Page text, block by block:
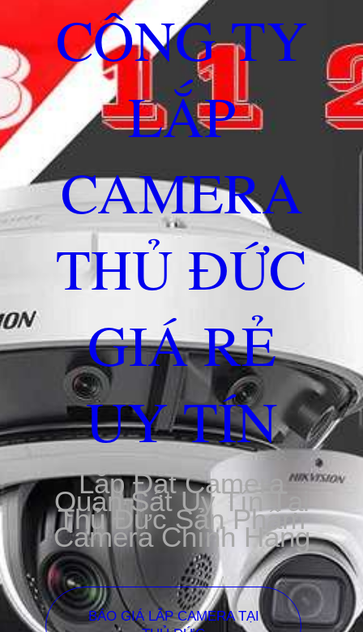
CÔNG TY
LẮP
CAMERA
THỦ ĐỨC
GIÁ RẺ
UY TÍN
Lắp Đặt Camera
Quan Sát Uy Tín Tại
Thủ Đức Sản Phẩm
Camera Chính Hãng
BÁO GIÁ LẮP CAMERA TẠI